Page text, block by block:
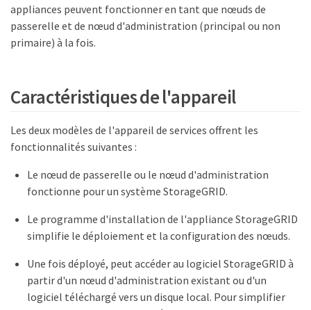
appliances peuvent fonctionner en tant que nœuds de
passerelle et de nœud d'administration (principal ou non
primaire) à la fois.
Caractéristiques de l'appareil
Les deux modèles de l'appareil de services offrent les
fonctionnalités suivantes :
Le nœud de passerelle ou le nœud d'administration
fonctionne pour un système StorageGRID.
Le programme d'installation de l'appliance StorageGRID
simplifie le déploiement et la configuration des nœuds.
Une fois déployé, peut accéder au logiciel StorageGRID à
partir d'un nœud d'administration existant ou d'un
logiciel téléchargé vers un disque local. Pour simplifier